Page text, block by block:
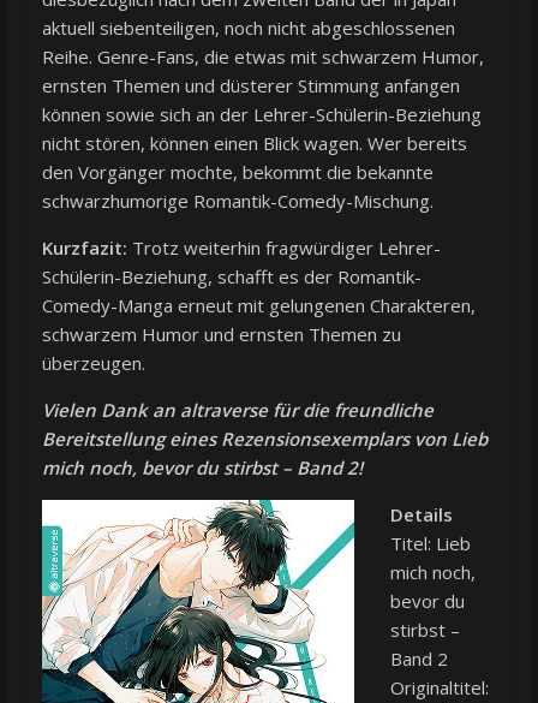
aktuell siebenteiligen, noch nicht abgeschlossenen
Reihe. Genre-Fans, die etwas mit schwarzem Humor,
ernsten Themen und düsterer Stimmung anfangen
können sowie sich an der Lehrer-Schülerin-Beziehung
nicht stören, können einen Blick wagen. Wer bereits
den Vorgänger mochte, bekommt die bekannte
schwarzhumorige Romantik-Comedy-Mischung.
Kurzfazit: Trotz weiterhin fragwürdiger Lehrer-
Schülerin-Beziehung, schafft es der Romantik-
Comedy-Manga erneut mit gelungenen Charakteren,
schwarzem Humor und ernsten Themen zu
überzeugen.
Vielen Dank an altraverse für die freundliche
Bereitstellung eines Rezensionsexemplars von Lieb
mich noch, bevor du stirbst – Band 2!
Details
Titel: Lieb
mich noch,
bevor du
stirbst –
Band 2
Originaltitel: